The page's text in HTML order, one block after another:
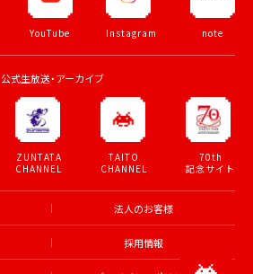
YouTube Instagram note
公式生放送・アーカイブ
ZUNTATA
CHANNEL
TAITO
CHANNEL
70th
記念サイト
法人のお客様
採用情報